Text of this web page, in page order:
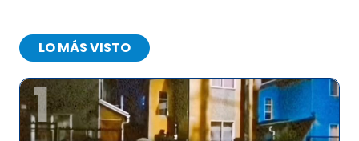
LO MÁS VISTO
1